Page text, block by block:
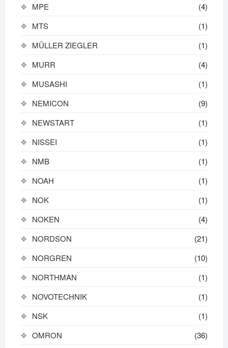
MPE
(4)
MTS
(1)
MÜLLER ZIEGLER
(1)
MURR
(4)
MUSASHI
(1)
NEMICON
(9)
NEWSTART
(1)
NISSEI
(1)
NMB
(1)
NOAH
(1)
NOK
(1)
NOKEN
(4)
NORDSON
(21)
NORGREN
(10)
NORTHMAN
(1)
NOVOTECHNIK
(1)
NSK
(1)
OMRON
(36)